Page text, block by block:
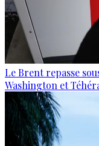
Le Brent repasse
Washington et